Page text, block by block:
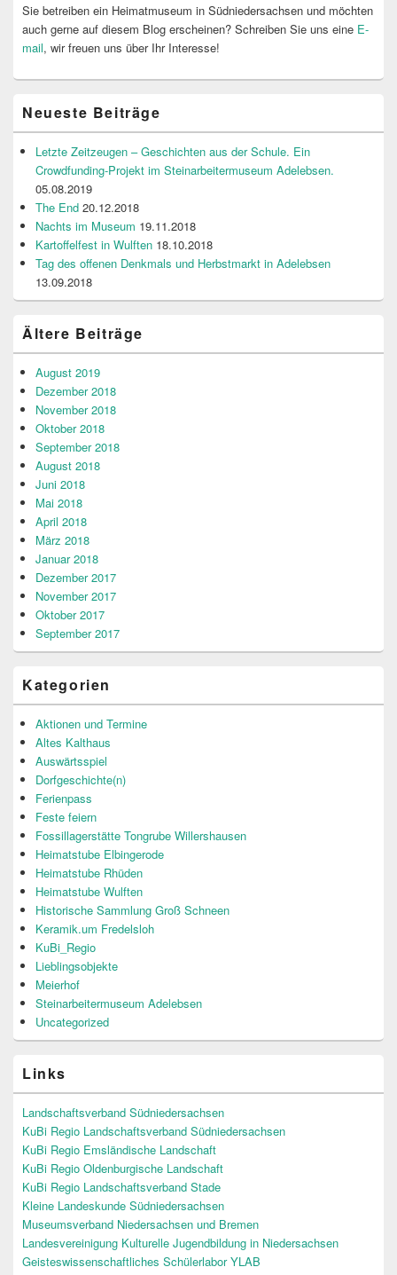
Sie betreiben ein Heimatmuseum in Südniedersachsen und möchten
auch gerne auf diesem Blog erscheinen? Schreiben Sie uns eine E-
mail, wir freuen uns über Ihr Interesse!
Neueste Beiträge
Letzte Zeitzeugen – Geschichten aus der Schule. Ein
Crowdfunding-Projekt im Steinarbeitermuseum Adelebsen.
05.08.2019
The End 20.12.2018
Nachts im Museum 19.11.2018
Kartoffelfest in Wulften 18.10.2018
Tag des offenen Denkmals und Herbstmarkt in Adelebsen
13.09.2018
Ältere Beiträge
August 2019
Dezember 2018
November 2018
Oktober 2018
September 2018
August 2018
Juni 2018
Mai 2018
April 2018
März 2018
Januar 2018
Dezember 2017
November 2017
Oktober 2017
September 2017
Kategorien
Aktionen und Termine
Altes Kalthaus
Auswärtsspiel
Dorfgeschichte(n)
Ferienpass
Feste feiern
Fossillagerstätte Tongrube Willershausen
Heimatstube Elbingerode
Heimatstube Rhüden
Heimatstube Wulften
Historische Sammlung Groß Schneen
Keramik.um Fredelsloh
KuBi_Regio
Lieblingsobjekte
Meierhof
Steinarbeitermuseum Adelebsen
Uncategorized
Links
Landschaftsverband Südniedersachsen
KuBi Regio Landschaftsverband Südniedersachsen
KuBi Regio Emsländische Landschaft
KuBi Regio Oldenburgische Landschaft
KuBi Regio Landschaftsverband Stade
Kleine Landeskunde Südniedersachsen
Museumsverband Niedersachsen und Bremen
Landesvereinigung Kulturelle Jugendbildung in Niedersachsen
Geisteswissenschaftliches Schülerlabor YLAB